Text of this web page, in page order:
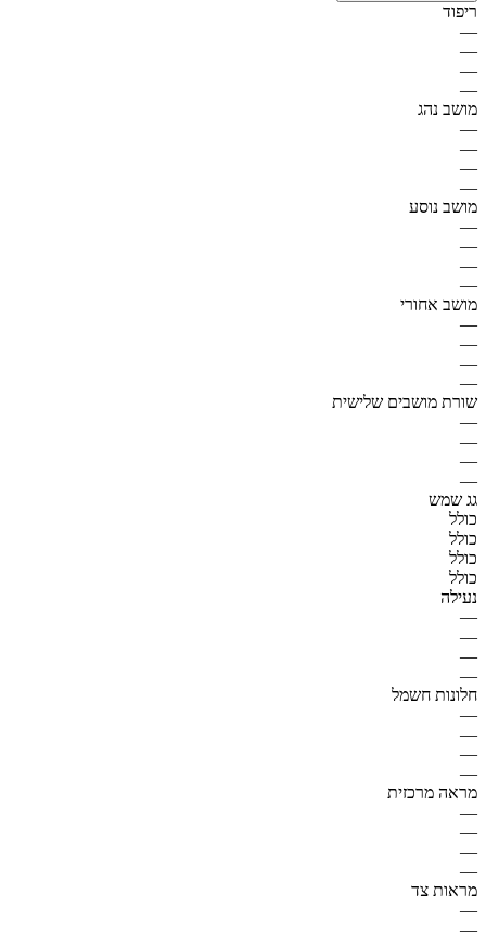
ריפוד
—
—
—
—
מושב נהג
—
—
—
—
מושב נוסע
—
—
—
—
מושב אחורי
—
—
—
—
שורת מושבים שלישית
—
—
—
—
גג שמש
כולל
כולל
כולל
כולל
נעילה
—
—
—
—
חלונות חשמל
—
—
—
—
מראה מרכזית
—
—
—
—
מראות צד
—
—